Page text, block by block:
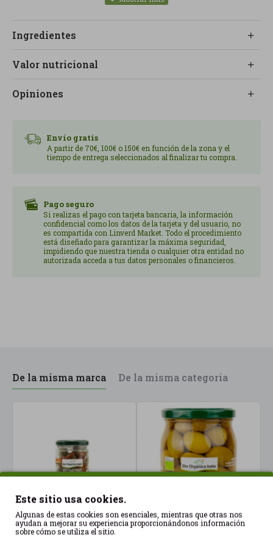
Envío gratis
A partir de 70€, 100€ o 150€ en función de la zona y el
tiempo de entrega seleccionados al finalizar tu compra.
Pago seguro
Si realizas el pago con tarjeta bancaria, la información
confidencial como los datos de la tarjeta y del usuario, no
es compartida con Linverd Market. Todo el procedimiento
está diseñado para garantizar la máxima seguridad,
impidiendo que nuestra tienda o cualquier otra entidad no
autorizada acceda a tus datos personales o financieros.
suelos ricos que dan unas aceitunas muy carnosas,
horas después de la cosecha, lo que ayuda a
aromático natural.
aperitivos, acompañar ensaladas frescas o dar un
toque mediterráneo auténtico a pizzas, focaccias y
En Linverd te aconsejamos servirlas bien frescas,
con un chorro de aceite de oliva virgen extra
ecológico y alguna hierba aromática para
completar un picoteo nutritivo y equilibrado.
Antes de abrir, conserva el bote a temperatura
Ingredientes
Valor nutricional
Opiniones
De la misma marca De la misma categoría
Este sitio usa cookies.
Algunas de estas cookies son esenciales, mientras que otras nos
ayudan a mejorar su experiencia proporcionándonos información
sobre cómo se utiliza el sitio.